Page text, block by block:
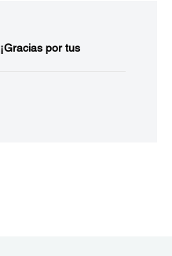
¡Gracias por tus